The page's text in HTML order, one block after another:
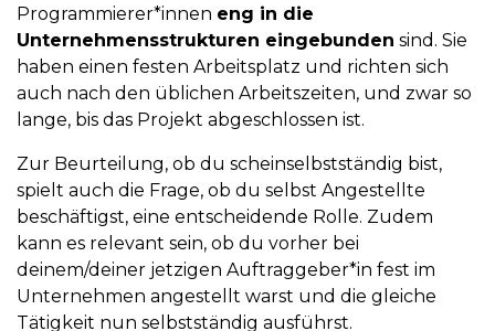
Programmierer*innen eng in die
Unternehmensstrukturen eingebunden sind. Sie
haben einen festen Arbeitsplatz und richten sich
auch nach den üblichen Arbeitszeiten, und zwar so
lange, bis das Projekt abgeschlossen ist.
Zur Beurteilung, ob du scheinselbstständig bist,
spielt auch die Frage, ob du selbst Angestellte
beschäftigst, eine entscheidende Rolle. Zudem
kann es relevant sein, ob du vorher bei
deinem/deiner jetzigen Auftraggeber*in fest im
Unternehmen angestellt warst und die gleiche
Tätigkeit nun selbstständig ausführst.